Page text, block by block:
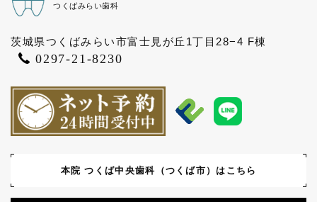
つくばみらい歯科
茨城県つくばみらい市富士見が丘1丁目28−4 F棟
0297-21-8230
本院 つくば中央歯科 （つくば市）はこちら